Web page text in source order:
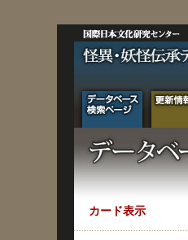
カード表示